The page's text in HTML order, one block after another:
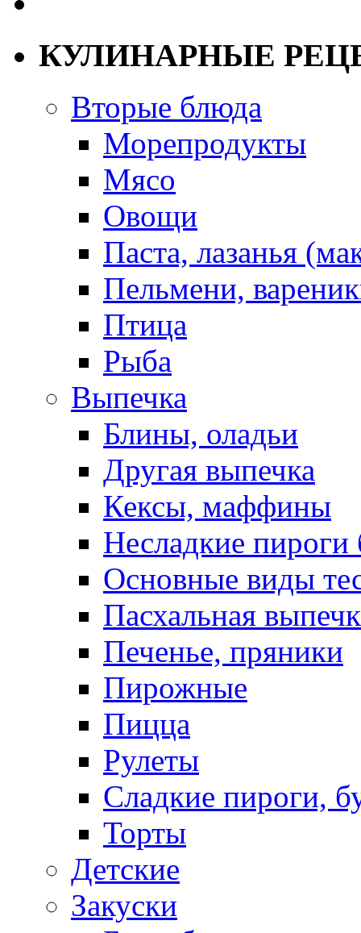
КУЛИНАРНЫЕ
Вторые блюда
Морепродукты
Мясо
Овощи
Паста, лазанья
Пельмени,
Птица
Рыба
Выпечка
Блины, оладьи
Другая выпечка
Кексы, маффины
Несладкие пироги
Основные виды
Пасхальная
Печенье, пряники
Пирожные
Пицца
Рулеты
Сладкие пироги,
Торты
Детские
Закуски